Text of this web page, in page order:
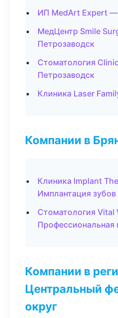
ИП MedArt Expert —
МедЦентр Smile
Петрозаводск
Стоматология
Петрозаводск
Клиника Laser
Компании в
Клиника Implant
Имплантация зубов
Стоматология
Профессиональная
Компании в
Центральный
округ